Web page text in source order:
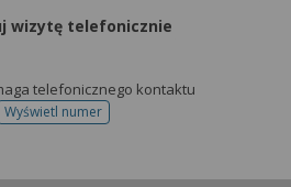
wizytę telefonicznie
telefonicznego kontaktu
Wyświetl numertelefonu do rejestracji